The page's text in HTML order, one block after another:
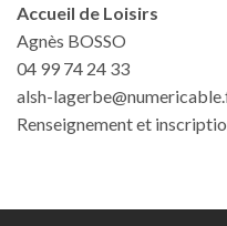
Accueil de Loisirs
Agnès BOSSO
04 99 74 24 33
alsh-
Renseignement et